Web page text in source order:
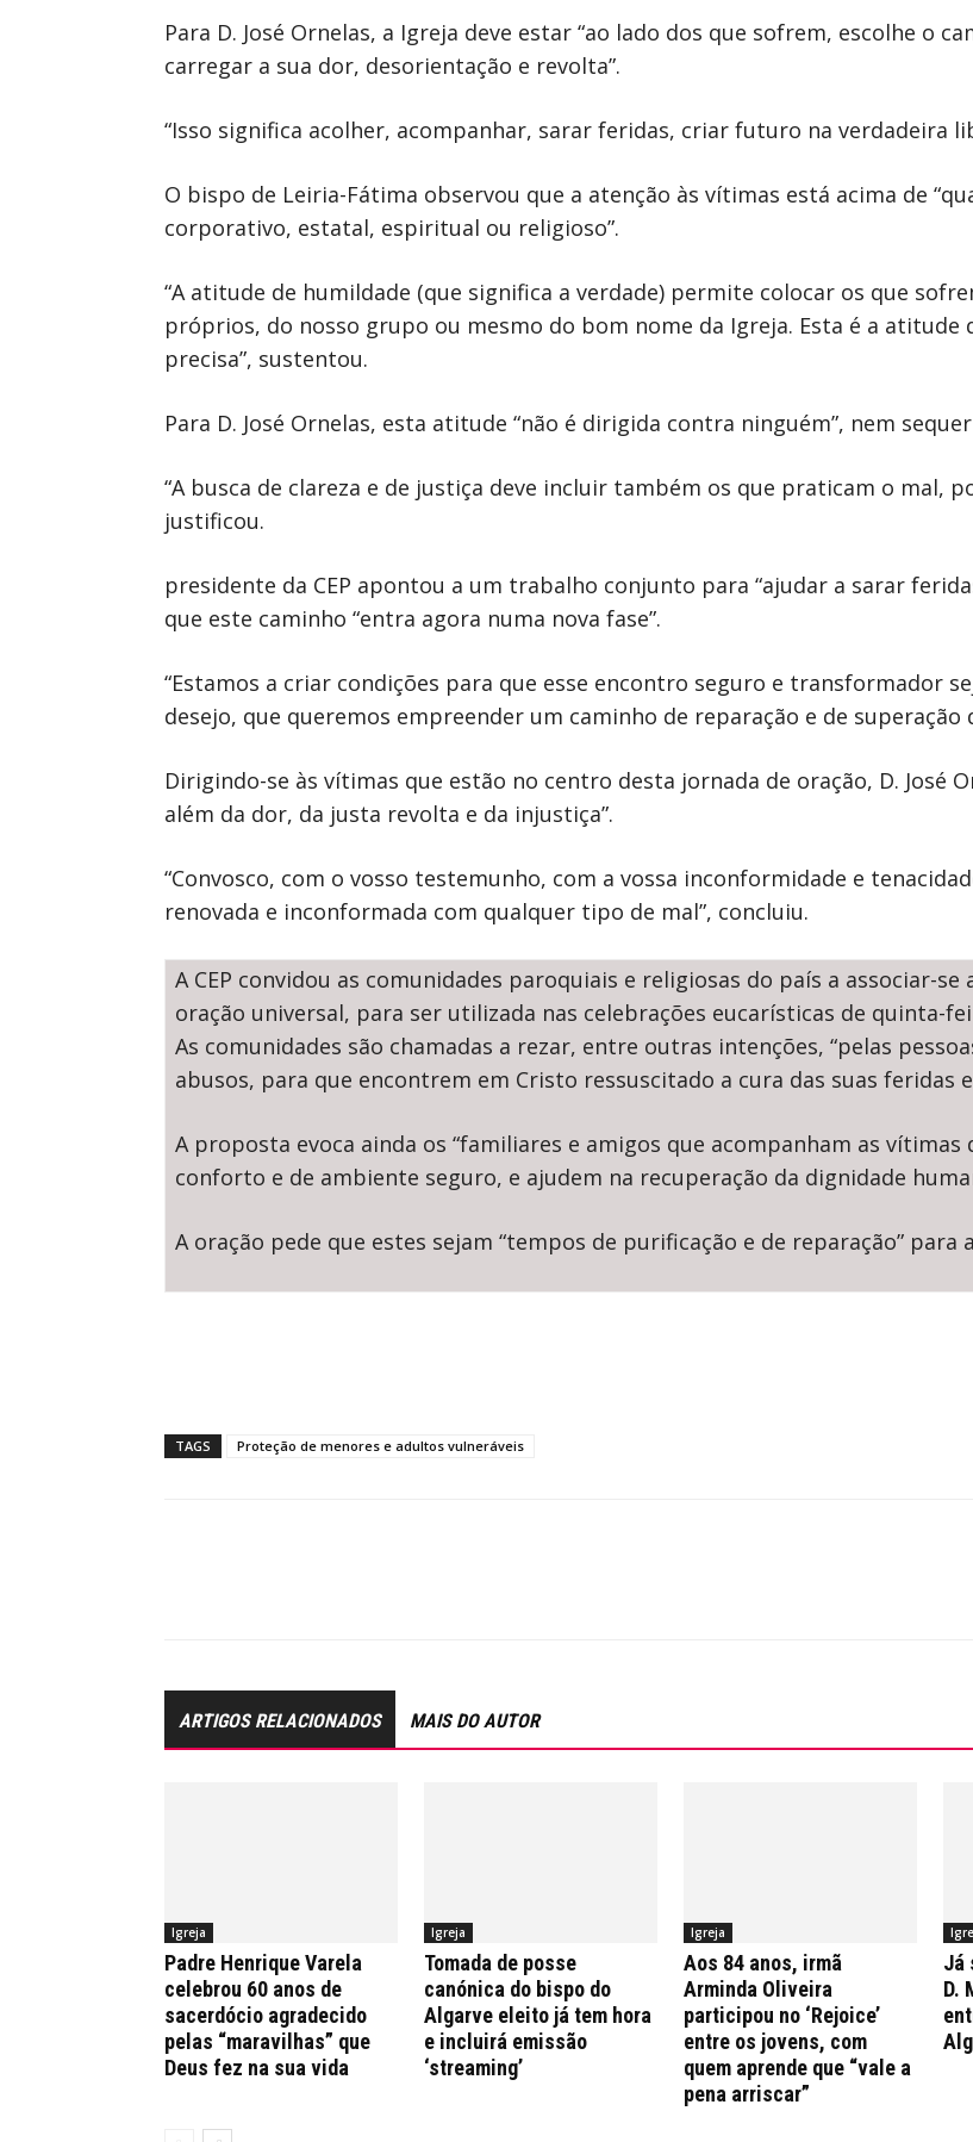
Para D. José Ornelas, a Igreja deve estar “ao lado dos que sofrem, escolhe o
carregar a sua dor, desorientação e revolta”.
“Isso significa acolher, acompanhar, sarar feridas, criar futuro na verdadeira
O bispo de Leiria-Fátima observou que a atenção às vítimas está acima de
corporativo, estatal, espiritual ou religioso”.
“A atitude de humildade (que significa a verdade) permite colocar os que
próprios, do nosso grupo ou mesmo do bom nome da Igreja. Esta é a atitude
precisa”, sustentou.
Para D. José Ornelas, esta atitude “não é dirigida contra ninguém”, nem
“A busca de clareza e de justiça deve incluir também os que praticam o mal,
justificou.
presidente da CEP apontou a um trabalho conjunto para “ajudar a sarar
que este caminho “entra agora numa nova fase”.
“Estamos a criar condições para que esse encontro seguro e transformador
desejo, que queremos empreender um caminho de reparação e de superação
Dirigindo-se às vítimas que estão no centro desta jornada de oração, D. José
além da dor, da justa revolta e da injustiça”.
“Convosco, com o vosso testemunho, com a vossa inconformidade e
renovada e inconformada com qualquer tipo de mal”, concluiu.
A CEP convidou as comunidades paroquiais e religiosas do país a associar-
oração universal, para ser utilizada nas celebrações eucarísticas de quinta-
As comunidades são chamadas a rezar, entre outras intenções, “pelas
abusos, para que encontrem em Cristo ressuscitado a cura das suas feridas
A proposta evoca ainda os “familiares e amigos que acompanham as
conforto e de ambiente seguro, e ajudem na recuperação da dignidade
A oração pede que estes sejam “tempos de purificação e de reparação” para
TAGS Proteção de menores e adultos vulneráveis
ARTIGOS RELACIONADOS MAIS DO AUTOR
Igreja
Padre Henrique Varela
celebrou 60 anos de
sacerdócio agradecido
pelas “maravilhas” que
Deus fez na sua vida
Igreja
Tomada de posse
canónica do bispo do
Algarve eleito já tem hora
e incluirá emissão
‘streaming’
Igreja
Aos 84 anos, irmã
Arminda Oliveira
participou no ‘Rejoice’
entre os jovens, com
quem aprende que “vale a
pena arriscar”
Já
D.